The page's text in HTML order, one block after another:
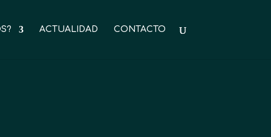
ACTUALIDAD CONTACTO